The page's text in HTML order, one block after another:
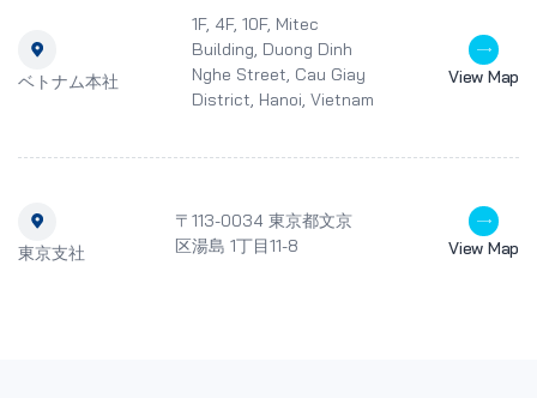
ベトナム本社
1F, 4F, 10F, Mitec
Building, Duong Dinh
Nghe Street, Cau Giay
District, Hanoi, Vietnam
View Map
東京支社
〒113-0034 東京都文京
区湯島 1丁目11-8
View Map